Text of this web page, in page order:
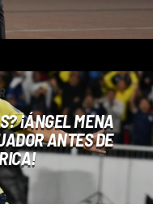
¡ÁNGEL MENA
ANTES DE